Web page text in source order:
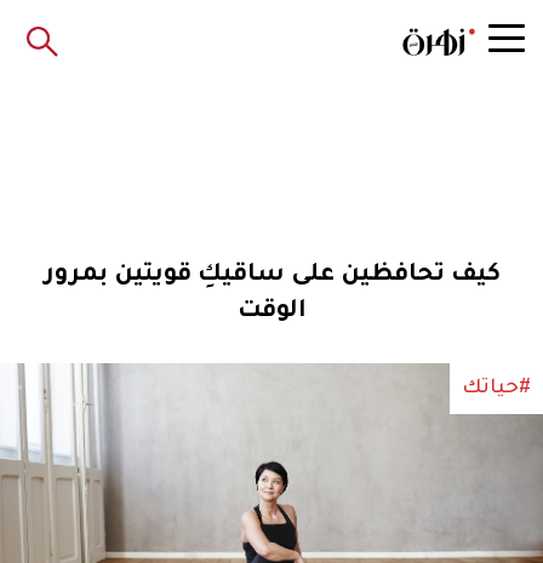
كيف تحافظين على ساقيكِ قويتين بمرور
الوقت
#حياتك